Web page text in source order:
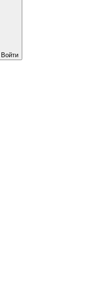
Войти